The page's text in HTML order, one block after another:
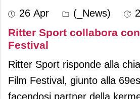
26 Apr (_News)
Ritter Sport collabora
Festival
Ritter Sport risponde alla
Film Festival, giunto alla
facendosi partner della